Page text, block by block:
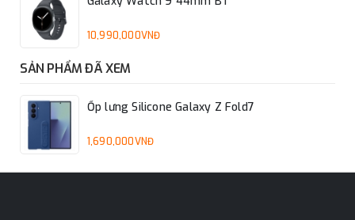
10,990,000VNĐ
SẢN PHẨM ĐÃ XEM
Ốp lưng Silicone Galaxy Z Fold7
1,690,000VNĐ